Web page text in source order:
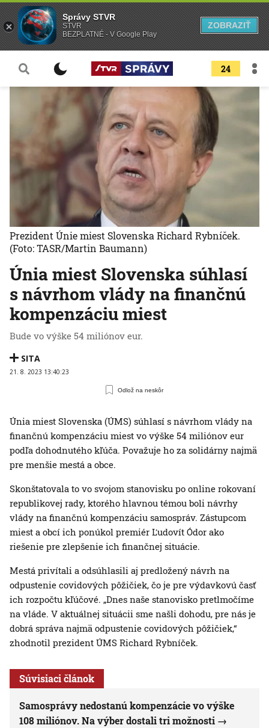
24
Únia miest Slovenska súhlasí
s návrhom vlády na finančnú
kompenzáciu miest
Bude vo výške 54 miliónov eur.
SITA
21. 8. 2023 13:40:23
Odlož na neskôr
Prezident Únie miest Slovenska Richard Rybníček.
(Foto: TASR/Martin Baumann)
Únia miest Slovenska (ÚMS) súhlasí s návrhom vlády na
finančnú kompenzáciu miest vo výške 54 miliónov eur
podľa dohodnutého kľúča. Považuje ho za solidárny najmä
pre menšie mestá a obce.
Skonštatovala to vo svojom stanovisku po online rokovaní
republikovej rady, ktorého hlavnou témou boli návrhy
vlády na finančnú kompenzáciu samospráv. Zástupcom
miest a obcí ich ponúkol premiér Ľudovít Ódor ako
riešenie pre zlepšenie ich finančnej situácie.
Mestá privítali a odsúhlasili aj predložený návrh na
odpustenie covidových pôžičiek, čo je pre výdavkovú časť
ich rozpočtu kľúčové. „Dnes naše stanovisko pretlmočíme
na vláde. V aktuálnej situácii sme našli dohodu, pre nás je
dobrá správa najmä odpustenie covidových pôžičiek,“
zhodnotil prezident ÚMS Richard Rybníček.
Súvisiaci článok
Samosprávy nedostanú kompenzácie vo výške
108 miliónov. Na výber dostali tri možnosti
Správy STVR
STVR
BEZPLATNÉ - V Google Play
ZOBRAZIŤ